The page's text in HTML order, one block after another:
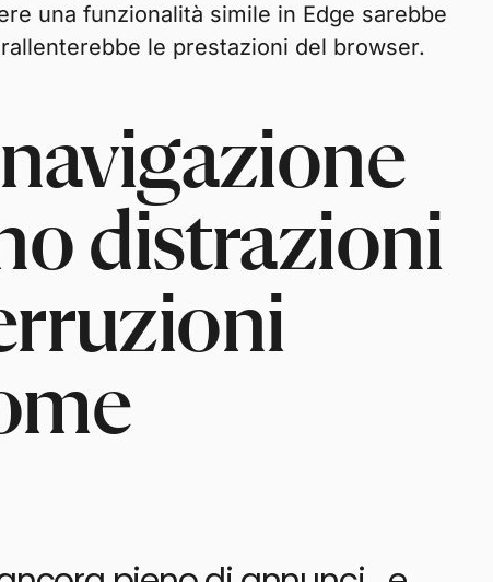
una funzionalità simile in Edge sarebbe
le prestazioni del browser.
distrazioni